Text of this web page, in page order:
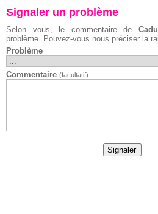
Signaler un problème
Selon vous, le commentaire de
problème. Pouvez-vous nous préciser la
Problème
Commentaire (facultatif)